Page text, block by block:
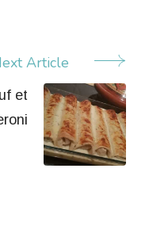
Article
et